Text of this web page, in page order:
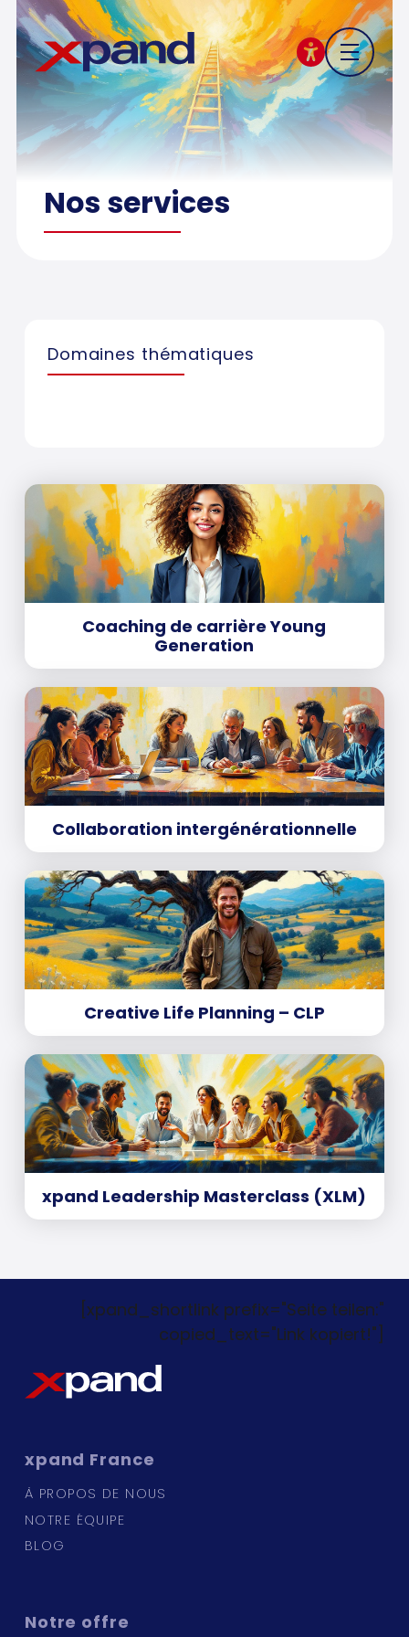
Nos services
Domaines thématiques
Coaching de carrière Young
Generation
Collaboration intergénérationnelle
Creative Life Planning – CLP
xpand Leadership Masterclass (XLM)
[xpand_shortlink prefix="Seite teilen:"
copied_text="Link kopiert!"]
xpand France
À PROPOS DE NOUS
NOTRE ÉQUIPE
BLOG
Notre offre